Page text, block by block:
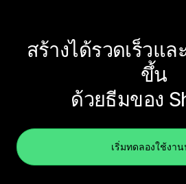
สร้างได้รวดเร็วแ
ขึ้น
ด้วยธีมของ
เริ่มทดลองใช้งา